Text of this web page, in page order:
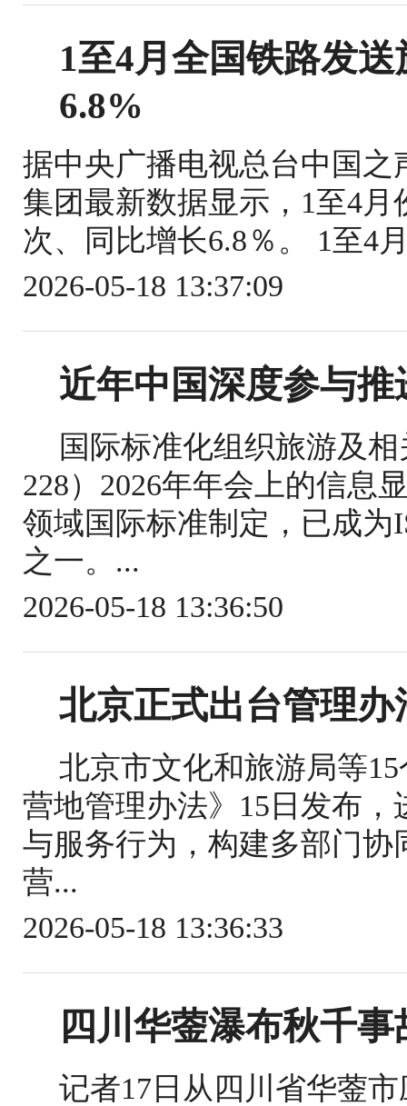
1至4月全国铁路发
6.8%
据中央广播电视总台中国
集团最新数据显示，1至4月
次、同比增长6.8％。 1至4
2026-05-18 13:37:09
近年中国深度参与
国际标准化组织旅游及
228）2026年年会上的信息
领域国际标准制定，已成为
之一。...
2026-05-18 13:36:50
北京正式出台管理
北京市文化和旅游局等
营地管理办法》15日发布
与服务行为，构建多部门
营...
2026-05-18 13:36:33
四川华蓥瀑布秋千
记者17日从四川省华蓥